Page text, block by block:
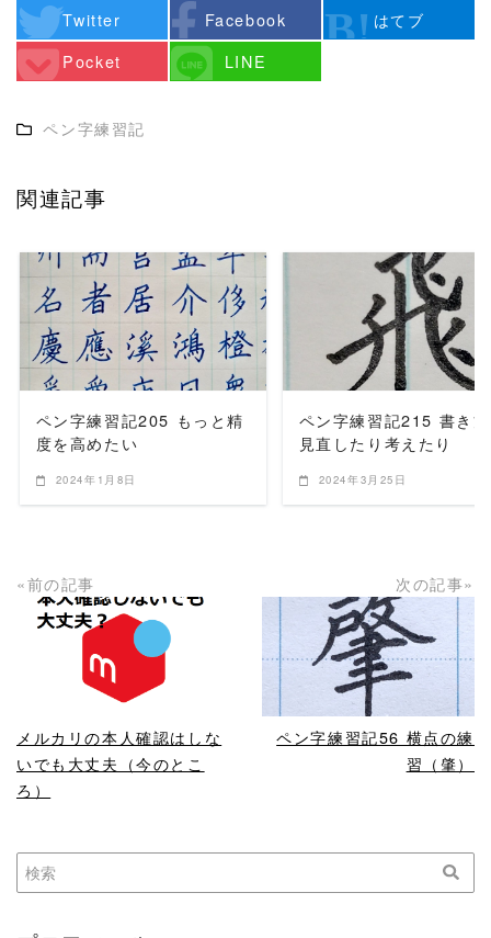
Twitter Facebook
はてブ
Pocket
LINE
ペン字練習記
関連記事
READ MORE
ペン字練習記205 もっと精
度を高めたい
2024年1月8日
READ MORE
ペン字練習記215 書き
見直したり考えたり
2024年3月25日
«前の記事
READ MORE
メルカリの本人確認はしな
いでも大丈夫（今のとこ
ろ）
次の記事»
READ MORE
ペン字練習記56 横点の練
習（肇）